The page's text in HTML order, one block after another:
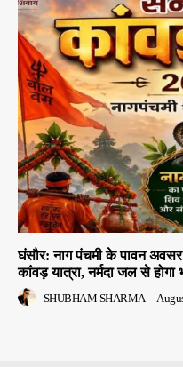
घंसौर: नाग पंचमी के पावन
कांवड़ यात्रा, नर्मदा जल से
SHUBHAM SHARMA -